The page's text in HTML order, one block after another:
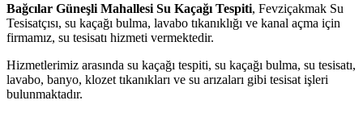
Bağcılar Güneşli Mahallesi Su Kaçağı Tespiti, Fevziçakmak Su
Tesisatçısı, su kaçağı bulma, lavabo tıkanıklığı ve kanal açma için
firmamız, su tesisatı hizmeti vermektedir.
Hizmetlerimiz arasında su kaçağı tespiti, su kaçağı bulma, su tesisatı,
lavabo, banyo, klozet tıkanıkları ve su arızaları gibi tesisat işleri
bulunmaktadır.